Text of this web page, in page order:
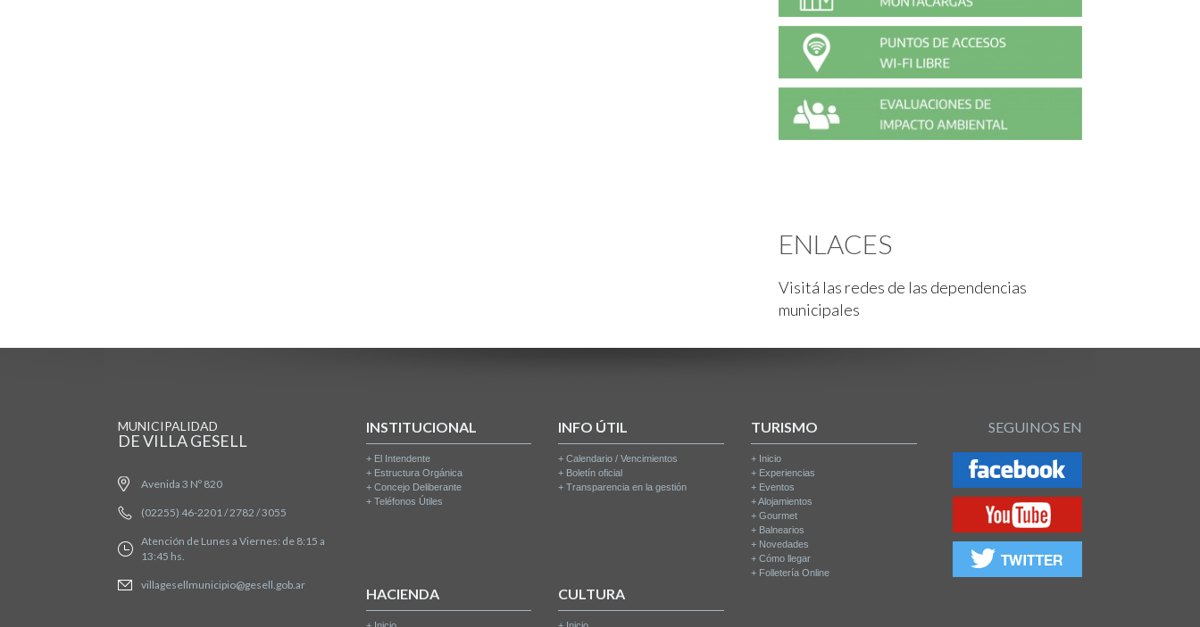
ENLACES
Visitá las redes de las dependencias
municipales
MUNICIPALIDAD
DE VILLA GESELL
Avenida 3 Nº 820
(02255) 46-2201 / 2782 / 3055
Atención de Lunes a Viernes: de 8:15 a
13:45 hs.
villagesellmunicipio@gesell.gob.ar
INSTITUCIONAL
+ El Intendente
+ Estructura Orgánica
+ Concejo Deliberante
+ Teléfonos Útiles
INFO ÚTIL
+Calendario / Vencimientos
+ Boletín oficial
+Transparencia en la gestión
TURISMO
+ Inicio
+ Experiencias
+ Eventos
+Alojamientos
+Gourmet
+ Balnearios
+ Novedades
+Cómo llegar
+ Folletería Online
HACIENDA CULTURA
SEGUINOS EN